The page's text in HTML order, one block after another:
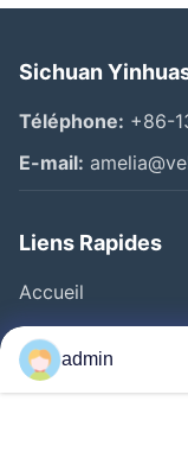
Sichuan
Téléphone: +86-
E-mail:
Liens Rapides
Accueil
Produits
Vidéos
admin